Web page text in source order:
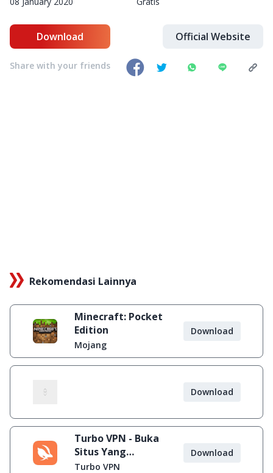
Download Official Website
Share with your friends
Rekomendasi Lainnya
Minecraft: Pocket
Edition
Mojang
Download
Download
Turbo VPN - Buka
Situs Yang
Diblokir
Turbo VPN
Download